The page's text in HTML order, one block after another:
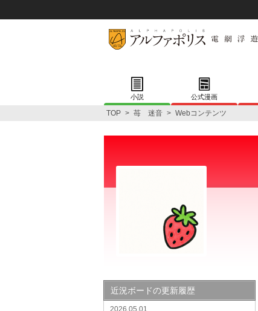
小説 公式漫画
TOP > 苺 迷音 > Webコンテンツ
近況ボードの更新履歴
2026.05.01